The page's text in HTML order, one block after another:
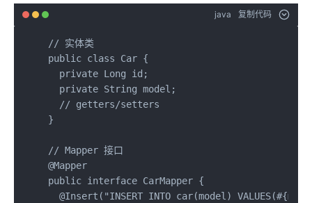
java 复制代码
// 实体类
public class Car {
  private Long id;
  private String model;
  // getters/setters
}
// Mapper 接口
@Mapper
public interface CarMapper {
@Insert("INSERT INTO car(model)